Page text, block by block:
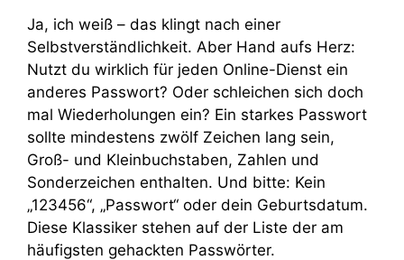
Ja, ich weiß – das klingt nach einer
Selbstverständlichkeit. Aber Hand aufs Herz:
Nutzt du wirklich für jeden Online-Dienst ein
anderes Passwort? Oder schleichen sich doch
mal Wiederholungen ein? Ein starkes Passwort
sollte mindestens zwölf Zeichen lang sein,
Groß- und Kleinbuchstaben, Zahlen und
Sonderzeichen enthalten. Und bitte: Kein
„123456“, „Passwort“ oder dein Geburtsdatum.
Diese Klassiker stehen auf der Liste der am
häufigsten gehackten Passwörter.